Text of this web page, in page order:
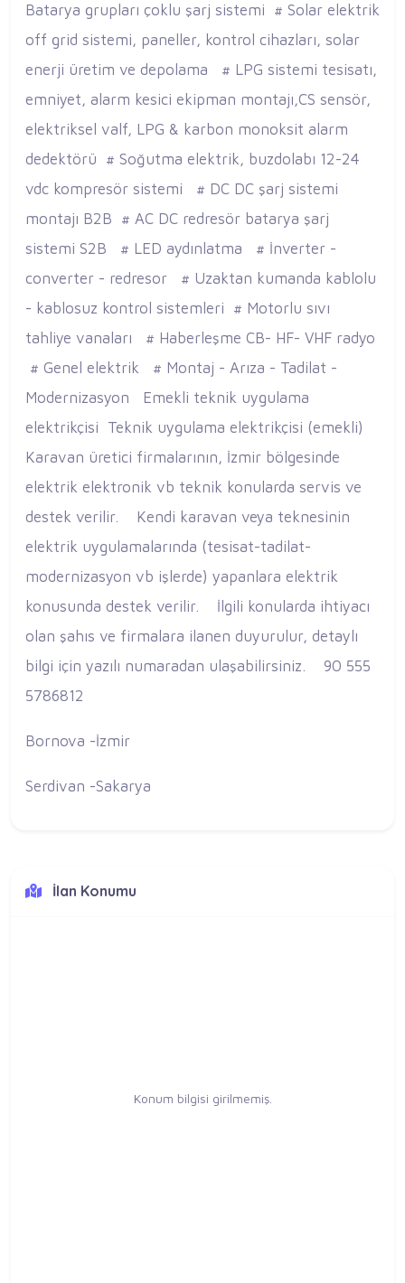
Batarya grupları çoklu şarj sistemi # Solar elektrik
off grid sistemi, paneller, kontrol cihazları, solar
enerji üretim ve depolama # LPG sistemi tesisatı,
emniyet, alarm kesici ekipman montajı,CS sensör,
elektriksel valf, LPG & karbon monoksit alarm
dedektörü # Soğutma elektrik, buzdolabı 12-24
vdc kompresör sistemi # DC DC şarj sistemi
montajı B2B # AC DC redresör batarya şarj
sistemi S2B # LED aydınlatma # İnverter -
converter - redresor # Uzaktan kumanda kablolu
- kablosuz kontrol sistemleri # Motorlu sıvı
tahliye vanaları # Haberleşme CB- HF- VHF radyo
# Genel elektrik # Montaj - Arıza - Tadilat -
Modernizasyon Emekli teknik uygulama
elektrikçisi Teknik uygulama elektrikçisi (emekli)
Karavan üretici firmalarının, İzmir bölgesinde
elektrik elektronik vb teknik konularda servis ve
destek verilir. Kendi karavan veya teknesinin
elektrik uygulamalarında (tesisat-tadilat-
modernizasyon vb işlerde) yapanlara elektrik
konusunda destek verilir. İlgili konularda ihtiyacı
olan şahıs ve firmalara ilanen duyurulur, detaylı
bilgi için yazılı numaradan ulaşabilirsiniz. 90 555
5786812
Bornova -İzmir
Serdivan -Sakarya
İlan Konumu
Konum bilgisi girilmemiş.